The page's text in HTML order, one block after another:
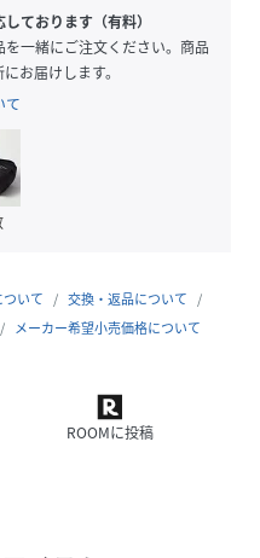
ルと底には合皮を使用し、
できる長さなので使い勝手
けず綺麗な形をキープでき
ている気品へのこだわり
ております（有料）
一緒にご注文ください。商品
お届けします。
て
いて
交換・返品について
メーカー希望小売価格について
ROOMに投稿